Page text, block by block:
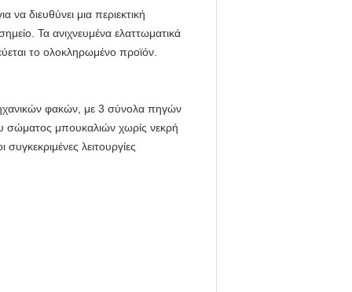
διευθύνει μια περιεκτική
Τα ανιχνευμένα ελαττωματικά
το ολοκληρωμένο προϊόν.
φακών, με 3 σύνολα πηγών
σώματος μπουκαλιών χωρίς νεκρή
λειτουργίες